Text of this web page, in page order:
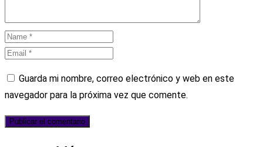
Guarda mi nombre, correo electrónico y web en este
navegador para la próxima vez que comente.